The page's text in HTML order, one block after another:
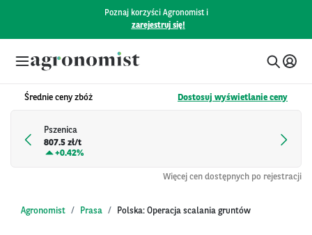
Poznaj korzyści Agronomist i
zarejestruj się!
Średnie ceny zbóż Dostosuj wyświetlanie ceny
Pszenica
807.5 zł/t
+0.42%
Więcej cen dostępnych po rejestracji
Agronomist Prasa Polska: Operacja scalania gruntów